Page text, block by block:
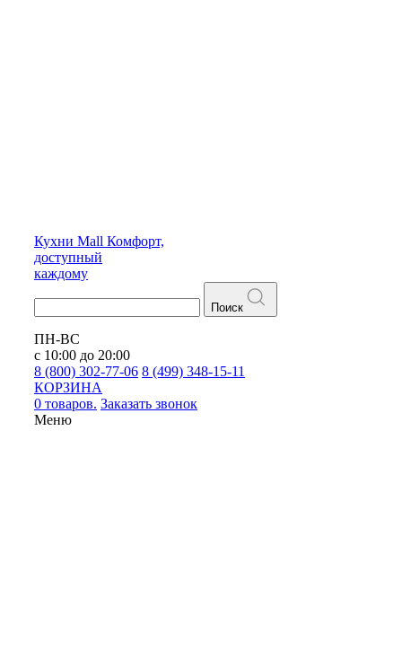
Кухни Mall Комфорт,
доступный
каждому
Поиск
ПН-ВС
с 10:00 до 20:00
8 (800) 302-77-06 8 (499) 348-15-11
КОРЗИНА
0 товаров. Заказать звонок
Меню